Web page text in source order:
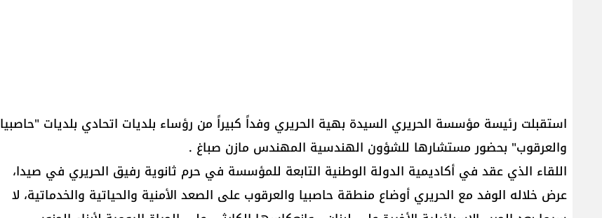
استقبلت رئيسة مؤسسة الحريري السيدة بهية الحريري وفداً كبيراً من رؤساء بلديات اتحادي بلديات "حاصبيا
والعرقوب" بحضور مستشارها للشؤون الهندسية المهندس مازن صباغ .
اللقاء الذي عقد في أكاديمية الدولة الوطنية التابعة للمؤسسة في حرم ثانوية رفيق الحريري في صيدا،
عرض خلاله الوفد مع الحريري أوضاع منطقة حاصبيا والعرقوب على الصعد الأمنية والحياتية والخدماتية، لا